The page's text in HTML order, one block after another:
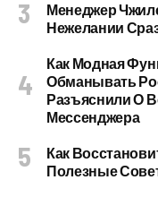
Менеджер
Нежелании
Как Модная
Обманывать
Разъяснили О
Мессенджера
Как
Полезные